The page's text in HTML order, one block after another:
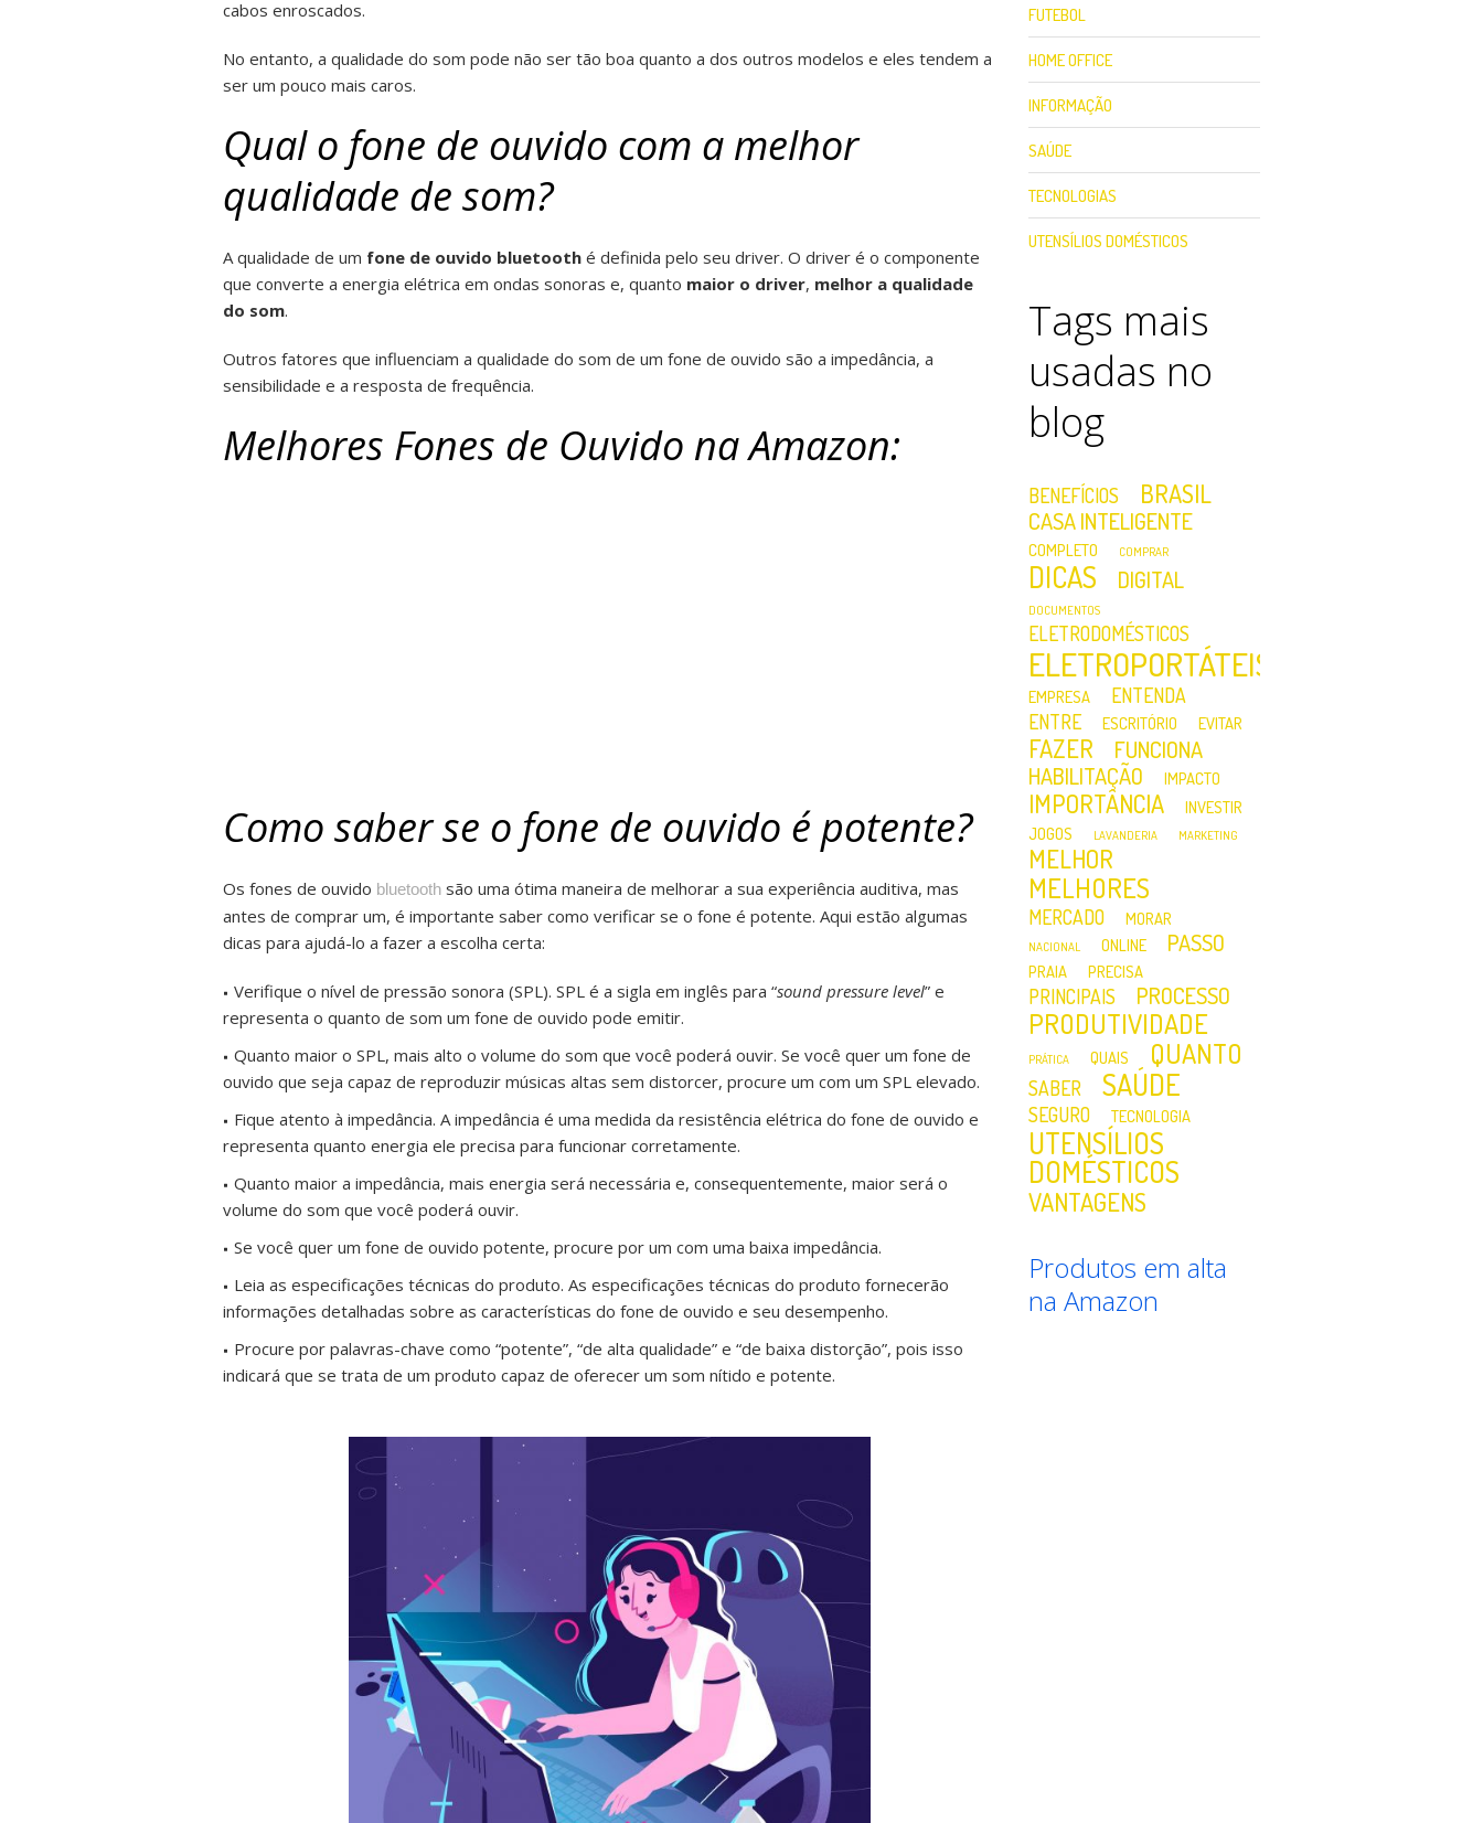
cabos enroscados.
No entanto, a qualidade do som pode não ser tão boa quanto a dos outros modelos e eles tendem a
ser um pouco mais caros.
Qual o fone de ouvido com a melhor
qualidade de som?
A qualidade de um fone de ouvido bluetooth é definida pelo seu driver. O driver é o componente
que converte a energia elétrica em ondas sonoras e, quanto maior o driver, melhor a qualidade
do som.
Outros fatores que influenciam a qualidade do som de um fone de ouvido são a impedância, a
sensibilidade e a resposta de frequência.
Melhores Fones de Ouvido na Amazon:
Como saber se o fone de ouvido é potente?
Os fones de ouvido bluetooth são uma ótima maneira de melhorar a sua experiência auditiva, mas
antes de comprar um, é importante saber como verificar se o fone é potente. Aqui estão algumas
dicas para ajudá-lo a fazer a escolha certa:
Verifique o nível de pressão sonora (SPL). SPL é a sigla em inglês para “sound pressure level” e
representa o quanto de som um fone de ouvido pode emitir.
Quanto maior o SPL, mais alto o volume do som que você poderá ouvir. Se você quer um fone de
ouvido que seja capaz de reproduzir músicas altas sem distorcer, procure um com um SPL elevado.
Fique atento à impedância. A impedância é uma medida da resistência elétrica do fone de ouvido e
representa quanto energia ele precisa para funcionar corretamente.
Quanto maior a impedância, mais energia será necessária e, consequentemente, maior será o
volume do som que você poderá ouvir.
Se você quer um fone de ouvido potente, procure por um com uma baixa impedância.
Leia as especificações técnicas do produto. As especificações técnicas do produto fornecerão
informações detalhadas sobre as características do fone de ouvido e seu desempenho.
Procure por palavras-chave como “potente”, “de alta qualidade” e “de baixa distorção”, pois isso
indicará que se trata de um produto capaz de oferecer um som nítido e potente.
FUTEBOL
HOME OFFICE
INFORMAÇÃO
SAÚDE
TECNOLOGIAS
UTENSÍLIOS DOMÉSTICOS
Tags mais
usadas no
blog
BENEFÍCIOS BRASIL
CASA INTELIGENTE
COMPLETO COMPRAR
DICAS DIGITAL
DOCUMENTOS
ELETRODOMÉSTICOS
ELETROPORTÁTEIS
EMPRESA
ENTENDA
ENTRE
ESCRITÓRIO EVITAR
FAZER
FUNCIONA
HABILITAÇÃO
IMPACTO
IMPORTÂNCIA
INVESTIR
JOGOS
LAVANDERIA MARKETING
MELHOR
MELHORES
MERCADO MORAR
NACIONAL ONLINE PASSO
PRAIA PRECISA
PRINCIPAIS PROCESSO
PRODUTIVIDADE
PRÁTICA QUAIS QUANTO
SABER SAÚDE
SEGURO TECNOLOGIA
UTENSÍLIOS
DOMÉSTICOS
VANTAGENS
Produtos em alta
na Amazon